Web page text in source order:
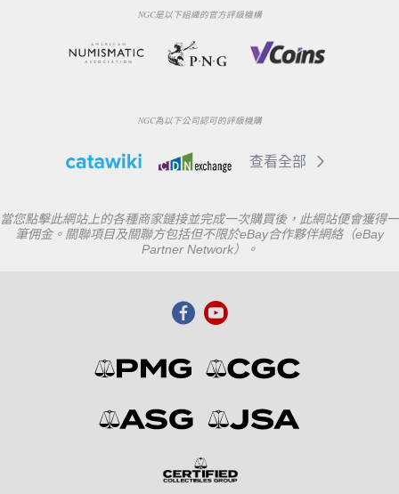
NGC是以下組織的官方評級機構
NGC為以下公司認可的評級機購
查看全部
當您點擊此網站上的各種商家鏈接並完成一次購買後，此網站便會獲得一
筆佣金。關聯項目及關聯方包括但不限於eBay合作夥伴網絡（eBay
Partner Network）。